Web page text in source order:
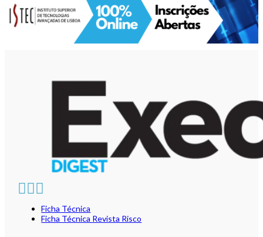
Ficha Técnica
Ficha Técnica Revista Risco